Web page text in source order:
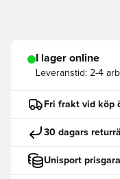
I lager online
Leveranstid: 2-4
Fri frakt vid köp
30 dagars
Unisport